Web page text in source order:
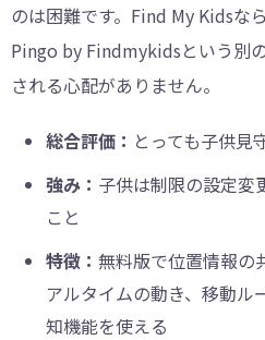
のは困難です。Find My Kidsな
Pingo by Findmykidsという別
される心配がありません。
総合評価： とっても子供見
強み： 子供は制限の設定変
こと
特徴： 無料版で位置情報の
アルタイムの動き、移動ル
知機能を使える